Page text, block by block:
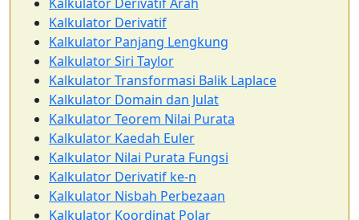
Kalkulator Derivatif
Kalkulator Panjang Lengkung
Kalkulator Siri Taylor
Kalkulator Transformasi Balik Laplace
Kalkulator Domain dan Julat
Kalkulator Teorem Nilai Purata
Kalkulator Kaedah Euler
Kalkulator Nilai Purata Fungsi
Kalkulator Derivatif ke-n
Kalkulator Nisbah Perbezaan
Kalkulator Koordinat Polar